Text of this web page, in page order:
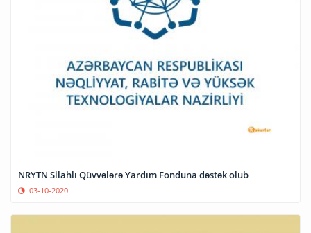
NRYTN Silahlı Qüvvələrə Yardım Fonduna dəstək olub
03-10-2020